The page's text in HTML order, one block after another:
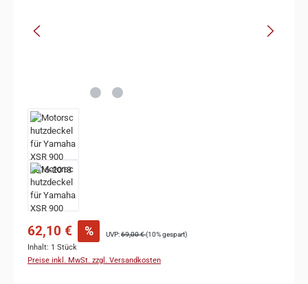
62,10 € % UVP:69,00 €(10% gespart)
Inhalt: 1 Stück
Preise inkl. MwSt. zzgl. Versandkosten